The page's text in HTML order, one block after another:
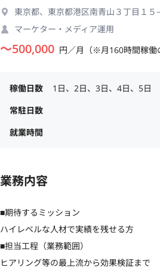
東京都、東京都港区南青山３丁目１５
マーケター・メディア運用
〜500,000 円／月（※月160時間稼働
稼働日数
1日、2日、3日、4日、5日
常駐日数
就業時間
業務内容
■期待するミッション
ハイレベルな人材で実績を残せる方
■担当工程（業務範囲）
ヒアリング等の最上流から効果検証まで